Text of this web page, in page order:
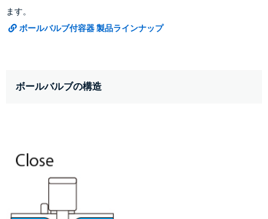
ボールバルブ付容器 製品ラインナップ
ボールバルブの構造